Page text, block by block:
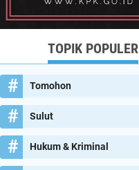
TOPIK POPULER
Tomohon
Sulut
Hukum & Kriminal